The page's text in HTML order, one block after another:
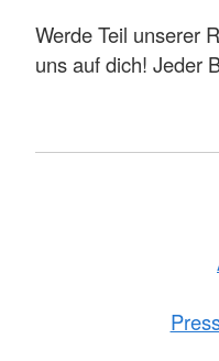
Werde Teil unserer
uns auf dich! Jeder